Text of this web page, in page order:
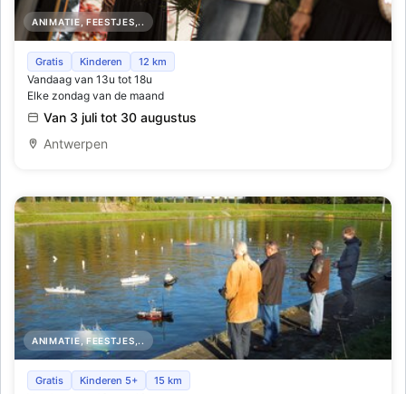
ANIMATIE, FEESTJES,..
Horta x Veuve Clicquot Rooftop Terrace
Gratis Kinderen 12 km
Vandaag van 13u tot 18u
Elke zondag van de maand
Van 3 juli tot 30 augustus
Antwerpen
ANIMATIE, FEESTJES,..
Wedstrijd voor stoomaaangedreven en radiobestuurde
Gratis Kinderen 5+ 15 km